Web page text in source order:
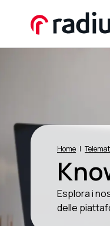
Home
Esplora i
delle